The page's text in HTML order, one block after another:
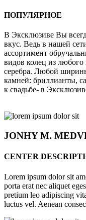
ПОПУЛЯРНОЕ
В Эксклюзиве Вы
вкус. Ведь в нашей
ассортимент
видов колец из любого
серебра. Любой
камней: бриллианты,
к свадьбе- в
JONHYM.
CENTER
Lorem ipsum dolor sit
porta erat nec aliquet
pretium leo adipiscing
luctus vel. Aenean